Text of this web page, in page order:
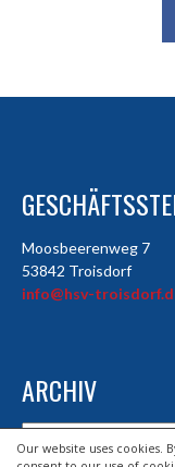
Our website uses cookies.
Moosbeerenweg 7
53842 Troisdorf
info@hsv-
ARCHIV
Archiv